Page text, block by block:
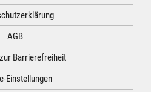
AGB
Barrierefreiheit
Einstellungen